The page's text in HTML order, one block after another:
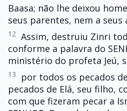
Baasa; não lhe deixou
seus parentes, nem a seus
12 Assim, destruiu Zinri
conforme a palavra do
ministério do profeta Jeú,
13
por todos os pecados
pecados de Elá, seu filho,
com que fizeram pecar a